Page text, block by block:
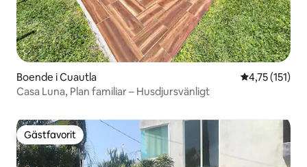
Boende i Cuautla 4,75 av 5 i
4,75 (151)
Casa Luna, Plan familiar – Husdjursvänligt
Gästfavorit
Gästfavorit